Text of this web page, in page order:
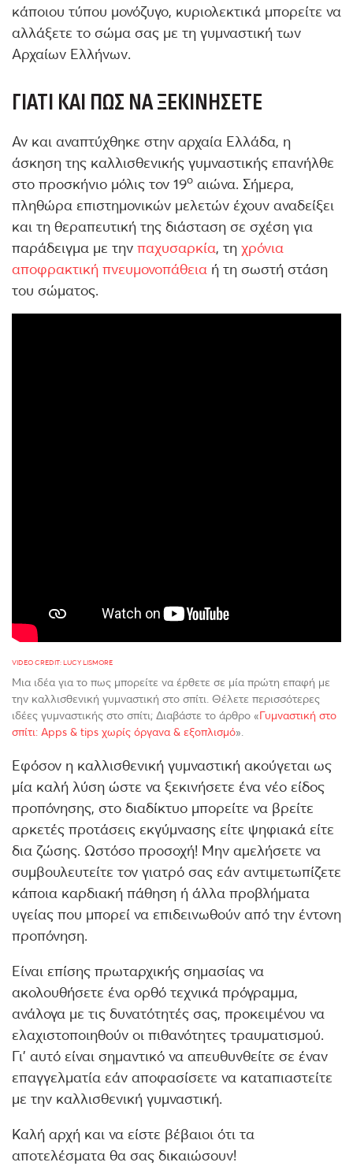
κάποιου τύπου μονόζυγο, κυριολεκτικά μπορείτε να
αλλάξετε το σώμα σας με τη γυμναστική των
Αρχαίων Ελλήνων.
ΓΙΑΤΊ ΚΑΙ ΠΏΣ ΝΑ ΞΕΚΙΝΉΣΕΤΕ
Αν και αναπτύχθηκε στην αρχαία Ελλάδα, η
άσκηση της καλλισθενικής γυμναστικής επανήλθε
στο προσκήνιο μόλις τον 19ο αιώνα. Σήμερα,
πληθώρα επιστημονικών μελετών έχουν αναδείξει
και τη θεραπευτική της διάσταση σε σχέση για
παράδειγμα με την παχυσαρκία, τη χρόνια
αποφρακτική πνευμονοπάθεια ή τη σωστή στάση
του σώματος.
VIDEO CREDIT: LUCY LISMORE
Μια ιδέα για το πως μπορείτε να έρθετε σε μία πρώτη επαφή με
την καλλισθενική γυμναστική στο σπίτι. Θέλετε περισσότερες
ιδέες γυμναστικής στο σπίτι; Διαβάστε το άρθρο «Γυμναστική στο
σπίτι: Apps & tips χωρίς όργανα & εξοπλισμό».
Εφόσον η καλλισθενική γυμναστική ακούγεται ως
μία καλή λύση ώστε να ξεκινήσετε ένα νέο είδος
προπόνησης, στο διαδίκτυο μπορείτε να βρείτε
αρκετές προτάσεις εκγύμνασης είτε ψηφιακά είτε
δια ζώσης. Ωστόσο προσοχή! Μην αμελήσετε να
συμβουλευτείτε τον γιατρό σας εάν αντιμετωπίζετε
κάποια καρδιακή πάθηση ή άλλα προβλήματα
υγείας που μπορεί να επιδεινωθούν από την έντονη
προπόνηση.
Είναι επίσης πρωταρχικής σημασίας να
ακολουθήσετε ένα ορθό τεχνικά πρόγραμμα,
ανάλογα με τις δυνατότητές σας, προκειμένου να
ελαχιστοποιηθούν οι πιθανότητες τραυματισμού.
Γι’ αυτό είναι σημαντικό να απευθυνθείτε σε έναν
επαγγελματία εάν αποφασίσετε να καταπιαστείτε
με την καλλισθενική γυμναστική.
Καλή αρχή και να είστε βέβαιοι ότι τα
αποτελέσματα θα σας δικαιώσουν!